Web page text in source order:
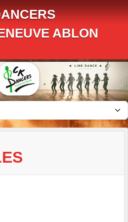
ABLON